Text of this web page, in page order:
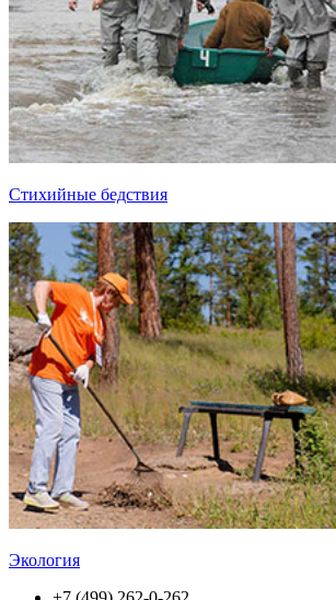
Стихийные бедствия
Экология